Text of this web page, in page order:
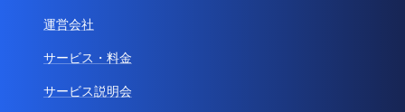
運営会社
サービス・料金
サービス説明会